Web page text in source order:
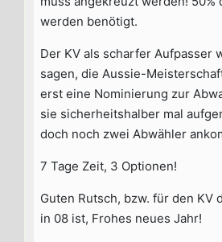
werden benötigt.
Der KV als scharfer Aufpasser
sagen, die Aussie-
erst eine Nominierung zur
sie sicherheitshalber mal
doch noch zwei Abwähler
7 Tage Zeit, 3 Optionen!
Guten Rutsch, bzw. für den KV
in 08 ist, Frohes neues Jahr!